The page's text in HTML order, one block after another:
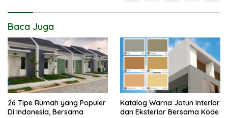
Baca Juga
26 Tipe Rumah yang Populer
Di Indonesia, Bersama
Katalog Warna Jotun Interior
dan Eksterior Bersama Kode